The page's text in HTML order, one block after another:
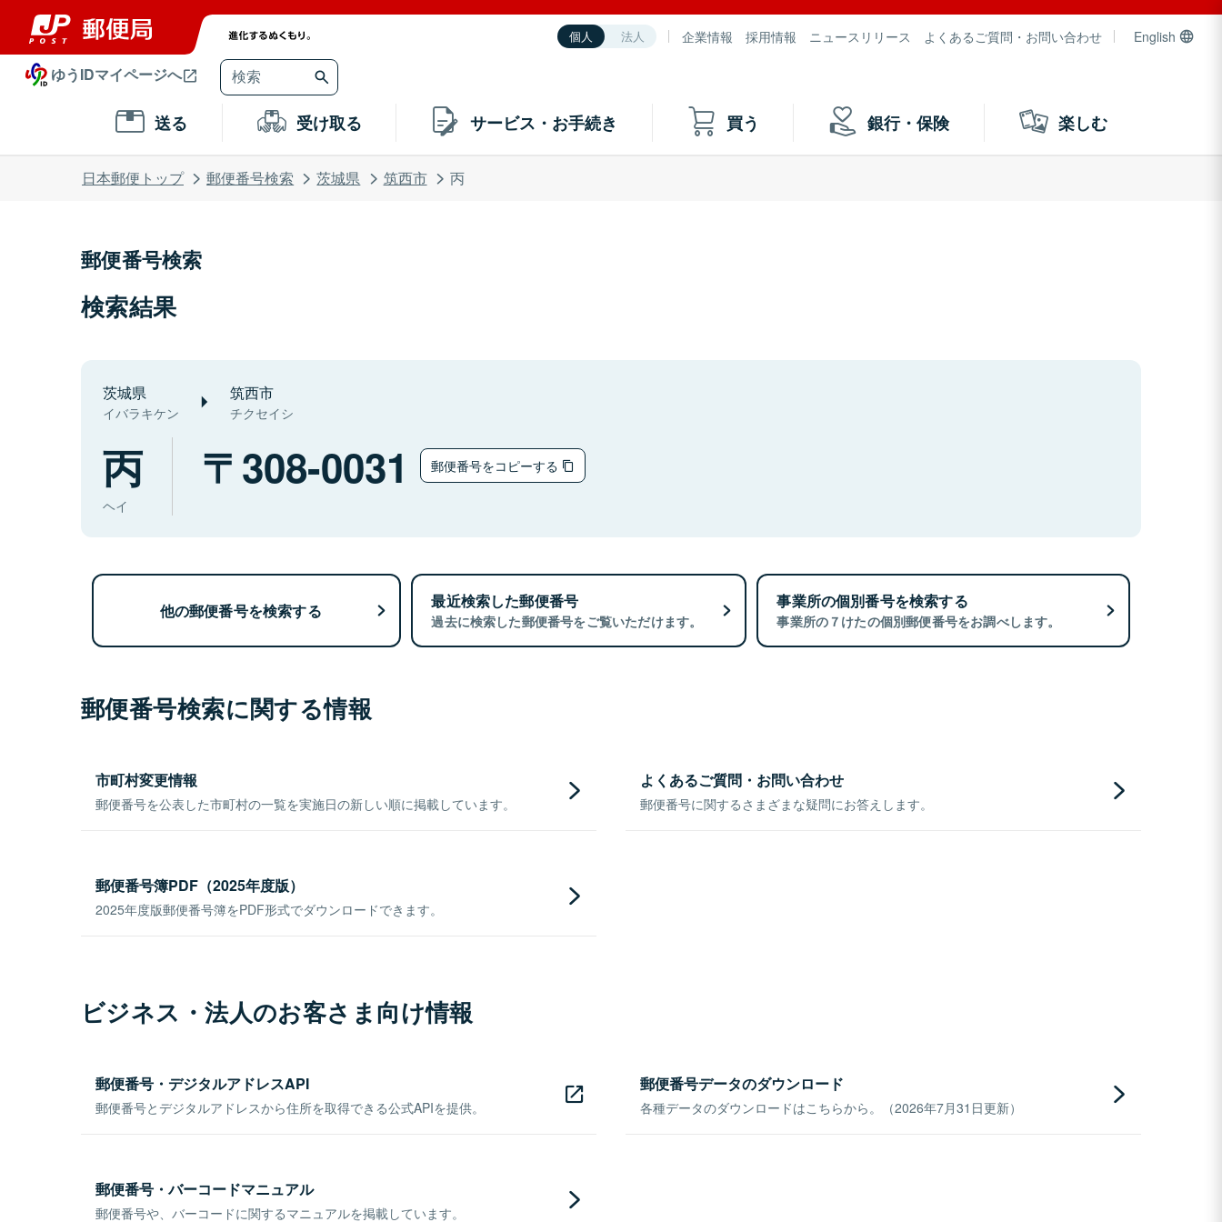
個人 法人 企業情報 採用情報 ニュースリリース よくあるご質問・お問い合わせ English
ゆうIDマイページへ
送る 受け取る サービス・お手続き 買う 銀行・保険 楽しむ
日本郵便トップ 郵便番号検索 茨城県 筑西市 丙
郵便番号検索
検索結果
茨城県
イバラキケン
筑西市
チクセイシ
丙
ヘイ
308-0031 郵便番号をコピーする
他の郵便番号を検索する 最近検索した郵便番号
過去に検索した郵便番号をご覧いただけます。
事業所の個別番号を検索する
事業所の７けたの個別郵便番号をお調べします。
郵便番号検索に関する情報
市町村変更情報
郵便番号を公表した市町村の一覧を実施日の新しい順に掲載しています。
よくあるご質問・お問い合わせ
郵便番号に関するさまざまな疑問にお答えします。
郵便番号簿PDF（2025年度版）
2025年度版郵便番号簿をPDF形式でダウンロードできます。
ビジネス・法人のお客さま向け情報
郵便番号・デジタルアドレスAPI
郵便番号とデジタルアドレスから住所を取得できる公式APIを提供。
郵便番号データのダウンロード
各種データのダウンロードはこちらから。（2026年7月31日更新）
郵便番号・バーコードマニュアル
郵便番号や、バーコードに関するマニュアルを掲載しています。